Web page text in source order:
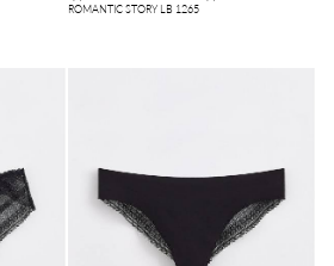
ROMANTIC STORY LB 1265